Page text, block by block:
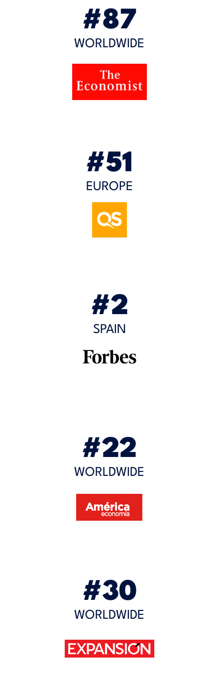
#87
WORLDWIDE
#51
EUROPE
#2
SPAIN
#22
WORLDWIDE
#30
WORLDWIDE